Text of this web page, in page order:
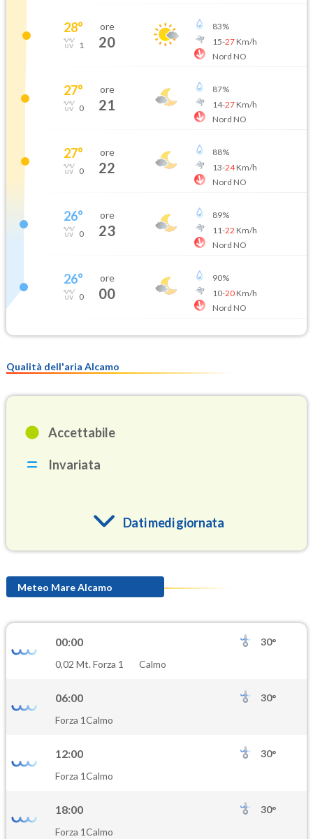
28°
1
ore
20
83%
15-27Km/h
Nord NO
27°
0
ore
21
87%
14-27Km/h
Nord NO
27°
0
ore
22
88%
13-24Km/h
Nord NO
26°
0
ore
23
89%
11-22 Km/h
Nord NO
26°
0
ore
00
90%
10-20Km/h
Nord NO
Qualità dell'aria Alcamo
Accettabile
Invariata
Dati medi giornata
(Ozono) 80.8
(Diossido di azoto)
PM10
PM25
Meteo Mare Alcamo
00:00
30°
0,02 Mt. Forza 1
Calmo
06:00
30°
Forza 1Calmo
12:00
30°
Forza 1Calmo
18:00
30°
Forza 1Calmo